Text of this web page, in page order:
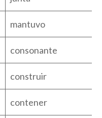
mantuvo
consonante
construir
contener